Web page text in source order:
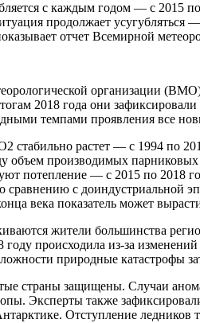
с каждым годом — с 2015
продолжает усугубляться
отчет Всемирной
организации
2018 года они
темпами проявления все
стабильно растет — с 1994 по
объем производимых парниковых
потепление — с 2015 по 2018
с доиндустриальной
века показатель может
жители большинства
происходила из-за
природные катастрофы
страны защищены. Случаи
Эксперты также
Отступление ледников